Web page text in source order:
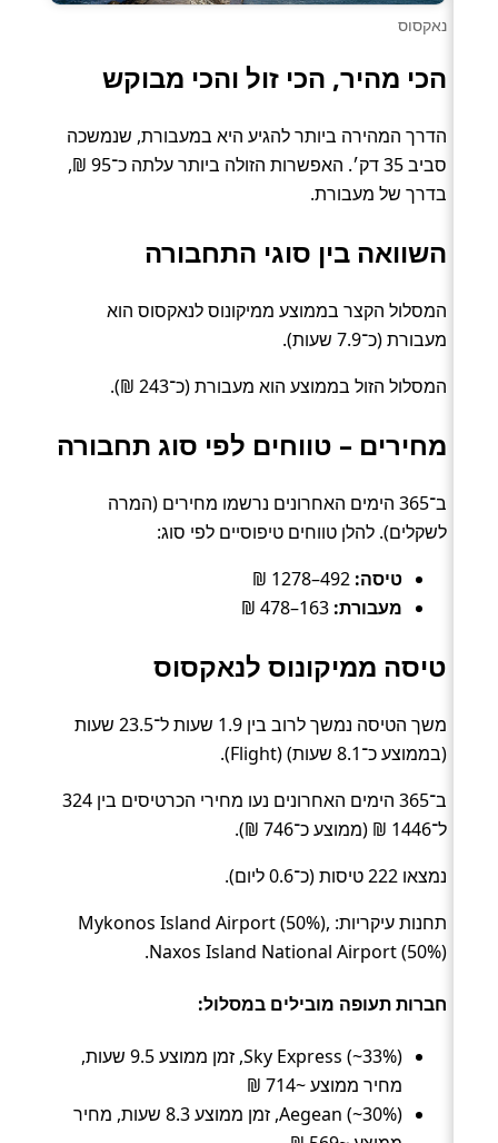
נאקסוס
הכי מהיר, הכי זול והכי מבוקש
הדרך המהירה ביותר להגיע היא במעבורת, שנמשכה
סביב 35 דק׳. האפשרות הזולה ביותר עלתה כ־95 ₪,
בדרך של מעבורת.
השוואה בין סוגי התחבורה
המסלול הקצר בממוצע ממיקונוס לנאקסוס הוא
מעבורת (כ־7.9 שעות).
המסלול הזול בממוצע הוא מעבורת (כ־243 ₪).
מחירים – טווחים לפי סוג תחבורה
ב־365 הימים האחרונים נרשמו מחירים (המרה
לשקלים). להלן טווחים טיפוסיים לפי סוג:
טיסה:
מעבורת:
טיסה ממיקונוס לנאקסוס
משך הטיסה נמשך לרוב בין 1.9 שעות ל־23.5 שעות
(בממוצע כ־8.1 שעות) (Flight).
ב־365 הימים האחרונים נעו מחירי הכרטיסים בין 324
ל־1446 ₪ (ממוצע כ־746 ₪).
נמצאו 222 טיסות (כ־0.6 ליום).
תחנות עיקריות: Mykonos Island Airport (50%),
Naxos Island National Airport (50%).
חברות תעופה מובילים במסלול:
Sky Express (~33%), זמן ממוצע 9.5 שעות,
מחיר ממוצע ~714 ₪
Aegean (~30%), זמן ממוצע 8.3 שעות, מחיר